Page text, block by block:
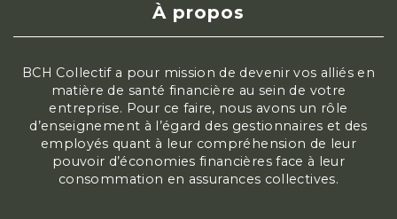
À propos
BCH Collectif a pour mission de devenir vos alliés en
matière de santé financière au sein de votre
entreprise. Pour ce faire, nous avons un rôle
d’enseignement à l’égard des gestionnaires et des
employés quant à leur compréhension de leur
pouvoir d’économies financières face à leur
consommation en assurances collectives.